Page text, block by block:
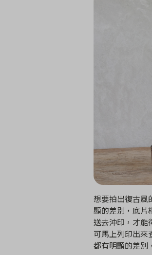
想要拍出復古風
顯的差別，底片
送去沖印，才能
可馬上列印出來
都有明顯的差別